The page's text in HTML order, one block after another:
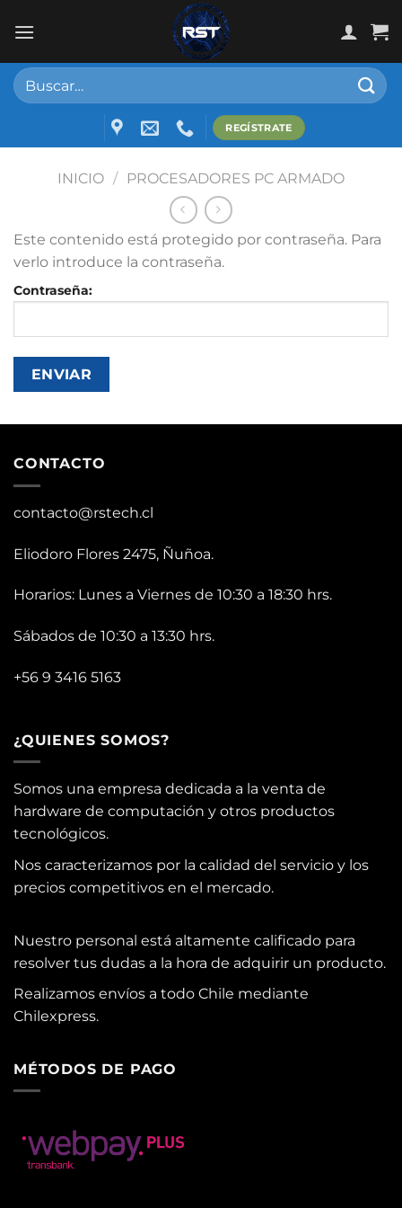
Buscar
por:
REGÍSTRATE
INICIO / PROCESADORES PC ARMADO
Este contenido está protegido por contraseña. Para
verlo introduce la contraseña.
Contraseña:
CONTACTO
contacto@rstech.cl
Eliodoro Flores 2475, Ñuñoa.
Horarios: Lunes a Viernes de 10:30 a 18:30 hrs.
Sábados de 10:30 a 13:30 hrs.
+56 9 3416 5163
¿QUIENES SOMOS?
Somos una empresa dedicada a la venta de
hardware de computación y otros productos
tecnológicos.
Nos caracterizamos por la calidad del servicio y los
precios competitivos en el mercado.
Nuestro personal está altamente calificado para
resolver tus dudas a la hora de adquirir un producto.
Realizamos envíos a todo Chile mediante
Chilexpress.
MÉTODOS DE PAGO